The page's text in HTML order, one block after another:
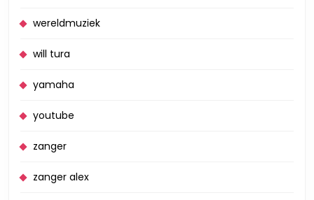
wereldmuziek
will tura
yamaha
youtube
zanger
zanger alex